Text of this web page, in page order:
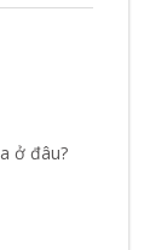
ở đâu?